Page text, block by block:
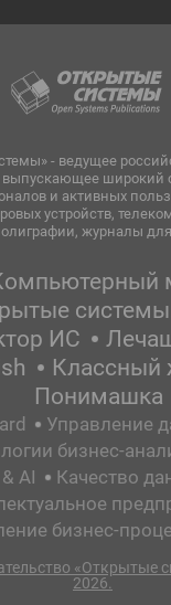
- ведущее
выпускающее широкий
и активных
устройств,
журналы для
ИС
Классный
Понимашка
Управление
бизнес-
AI
Качество
бизнес-
«Открытые
2026.